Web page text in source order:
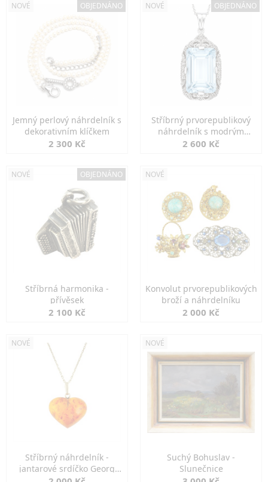
NOVÉ OBJEDNÁNO
Jemný perlový náhrdelník s
dekorativním klíčkem
2 300 Kč
NOVÉ OBJEDNÁNO
Stříbrný prvorepublikový
náhrdelník s modrým
spinelem
2 600 Kč
NOVÉ OBJEDNÁNO
Stříbrná harmonika -
přívěsek
2 100 Kč
NOVÉ
Konvolut prvorepublikových
broží a náhrdelníku
2 000 Kč
NOVÉ
Stříbrný náhrdelník -
jantarové srdíčko Georg
NOVÉ
Suchý Bohuslav -
Slunečnice